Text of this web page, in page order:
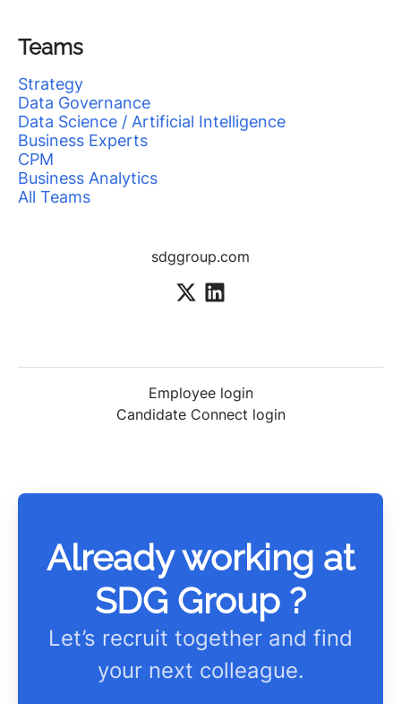
Teams
Strategy
Data Governance
Data Science / Artificial Intelligence
Business Experts
CPM
Business Analytics
All Teams
sdggroup.com
Employee login
Candidate Connect login
Already working at
SDG Group ?
Let’s recruit together and find
your next colleague.